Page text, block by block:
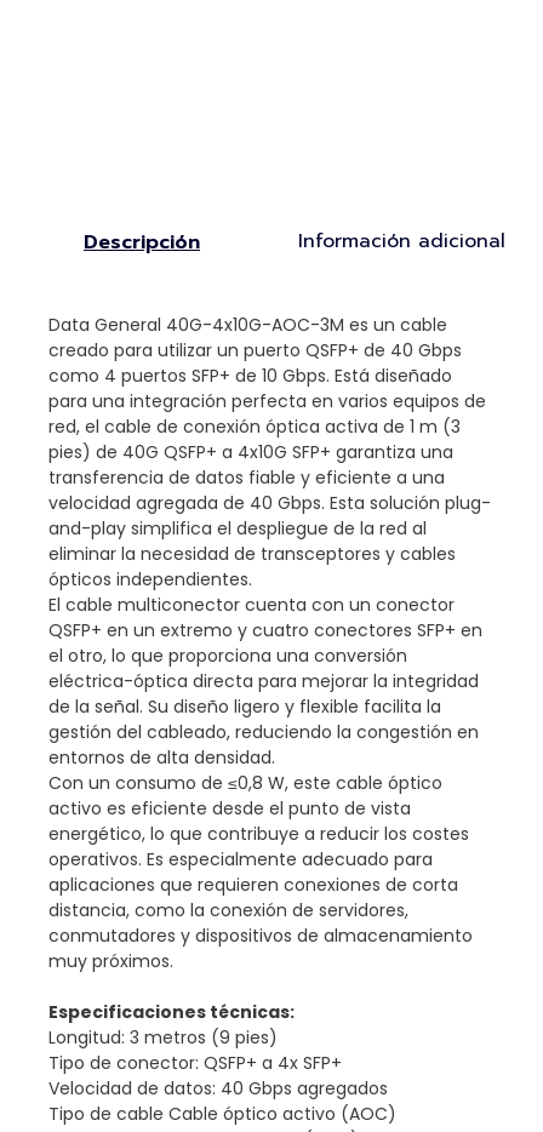
Descripción Información adicional
Data General 40G-4x10G-AOC-3M es un cable
creado para utilizar un puerto QSFP+ de 40 Gbps
como 4 puertos SFP+ de 10 Gbps. Está diseñado
para una integración perfecta en varios equipos de
red, el cable de conexión óptica activa de 1 m (3
pies) de 40G QSFP+ a 4x10G SFP+ garantiza una
transferencia de datos fiable y eficiente a una
velocidad agregada de 40 Gbps. Esta solución plug-
and-play simplifica el despliegue de la red al
eliminar la necesidad de transceptores y cables
ópticos independientes.
El cable multiconector cuenta con un conector
QSFP+ en un extremo y cuatro conectores SFP+ en
el otro, lo que proporciona una conversión
eléctrica-óptica directa para mejorar la integridad
de la señal. Su diseño ligero y flexible facilita la
gestión del cableado, reduciendo la congestión en
entornos de alta densidad.
Con un consumo de ≤0,8 W, este cable óptico
activo es eficiente desde el punto de vista
energético, lo que contribuye a reducir los costes
operativos. Es especialmente adecuado para
aplicaciones que requieren conexiones de corta
distancia, como la conexión de servidores,
conmutadores y dispositivos de almacenamiento
muy próximos.
Especificaciones técnicas:
Longitud: 3 metros (9 pies)
Tipo de conector: QSFP+ a 4x SFP+
Velocidad de datos: 40 Gbps agregados
Tipo de cable Cable óptico activo (AOC)